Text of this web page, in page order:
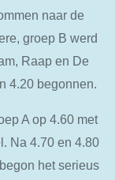
naar de
groep B werd
Raap en De
4.20 begonnen.
A op 4.60 met
Na 4.70 en 4.80
het serieus